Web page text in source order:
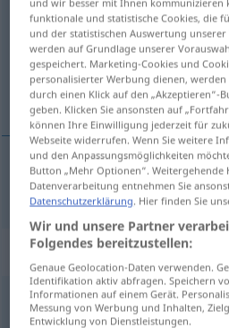
Übersicht aller
(Für mehr Details die Übersetzung
platonisk
platonisk platonisch
Synonyme für
(sexuell) enthaltsam,züchtig,
funktionale und statistische Cookies, die
und der statistischen Auswertung
werden auf Grundlage unserer
gespeichert. Marketing-Cookies und
personalisierter Werbung dienen,
durch einen Klick auf den „Akzeptieren“-
geben. Klicken Sie ansonsten auf
können Ihre Einwilligung jederzeit für
Webseite widerrufen. Wenn Sie weitere
und den Anpassungsmöglichkeiten
Button „Mehr Optionen“. Weitergehende
Datenverarbeitung entnehmen Sie
Datenschutzerklärung . Hier finden Sie
Wir und unsere Partner
Folgendes bereitzustellen:
Genaue Geolocation-Daten verwenden.
Identifikation aktiv abfragen. Speichern
Informationen auf einem Gerät.
Messung von Werbung und Inhalten,
Entwicklung von Dienstleistungen.